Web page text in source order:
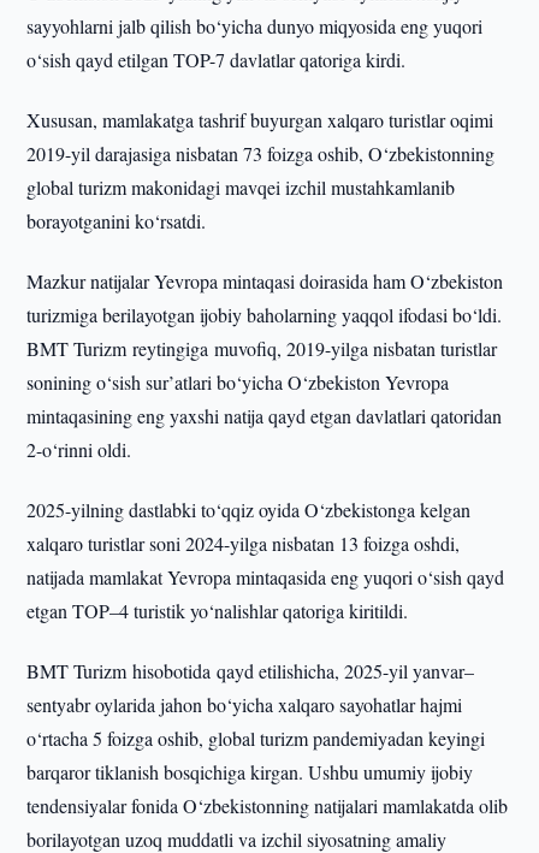
sayyohlarni jalb qilish bo‘yicha dunyo miqyosida eng yuqori
o‘sish qayd etilgan TOP-7 davlatlar qatoriga kirdi.
Xususan, mamlakatga tashrif buyurgan xalqaro turistlar oqimi
2019-yil darajasiga nisbatan 73 foizga oshib, O‘zbekistonning
global turizm makonidagi mavqei izchil mustahkamlanib
borayotganini ko‘rsatdi.
Mazkur natijalar Yevropa mintaqasi doirasida ham O‘zbekiston
turizmiga berilayotgan ijobiy baholarning yaqqol ifodasi bo‘ldi.
BMT Turizm reytingiga muvofiq, 2019-yilga nisbatan turistlar
sonining o‘sish sur’atlari bo‘yicha O‘zbekiston Yevropa
mintaqasining eng yaxshi natija qayd etgan davlatlari qatoridan
2-o‘rinni oldi.
2025-yilning dastlabki to‘qqiz oyida O‘zbekistonga kelgan
xalqaro turistlar soni 2024-yilga nisbatan 13 foizga oshdi,
natijada mamlakat Yevropa mintaqasida eng yuqori o‘sish qayd
etgan TOP–4 turistik yo‘nalishlar qatoriga kiritildi.
BMT Turizm hisobotida qayd etilishicha, 2025-yil yanvar–
sentyabr oylarida jahon bo‘yicha xalqaro sayohatlar hajmi
o‘rtacha 5 foizga oshib, global turizm pandemiyadan keyingi
barqaror tiklanish bosqichiga kirgan. Ushbu umumiy ijobiy
tendensiyalar fonida O‘zbekistonning natijalari mamlakatda olib
borilayotgan uzoq muddatli va izchil siyosatning amaliy